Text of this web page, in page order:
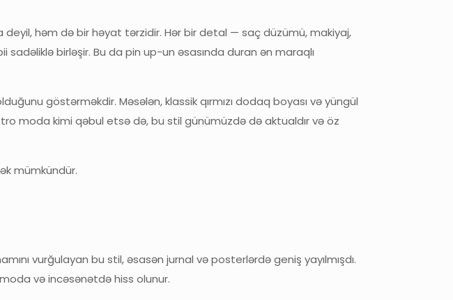
deyil, həm də bir həyat tərzidir. Hər bir detal — saç düzümü, makiyaj,
birləşir. Bu da pin up-un əsasında duran ən maraqlı
göstərməkdir. Məsələn, klassik qırmızı dodaq boyası və yüngül
moda kimi qəbul etsə də, bu stil günümüzdə də aktualdır və öz
mümkündür.
vurğulayan bu stil, əsasən jurnal və posterlərdə geniş yayılmışdı.
və incəsənətdə hiss olunur.